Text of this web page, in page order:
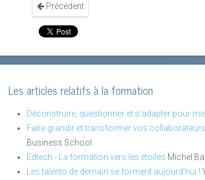
Précédent
Les articles relatifs à la formation
Déconstruire, questionner et s'adapter pour
Faire grandir et transformer vos
Business School
Edtech - La formation vers les étoiles Michel
Les talents de demain se forment aujourd’hui !